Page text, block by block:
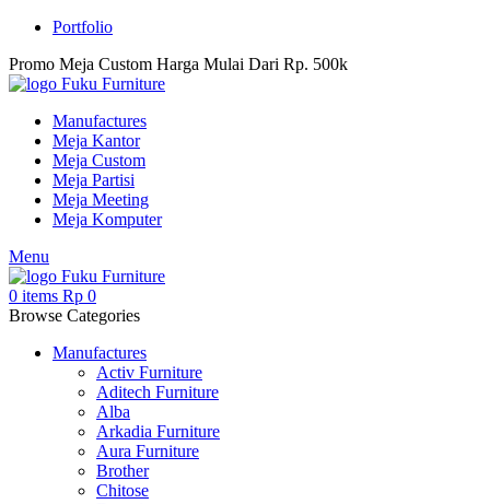
Portfolio
Promo Meja Custom Harga Mulai Dari Rp. 500k
Manufactures
Meja Kantor
Meja Custom
Meja Partisi
Meja Meeting
Meja Komputer
Menu
0 items Rp 0
Browse Categories
Manufactures
Activ Furniture
Aditech Furniture
Alba
Arkadia Furniture
Aura Furniture
Brother
Chitose